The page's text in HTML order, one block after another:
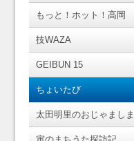
もっと！ホット！高岡
技WAZA
GEIBUN 15
ちょいたび
太田明里のおじゃましま